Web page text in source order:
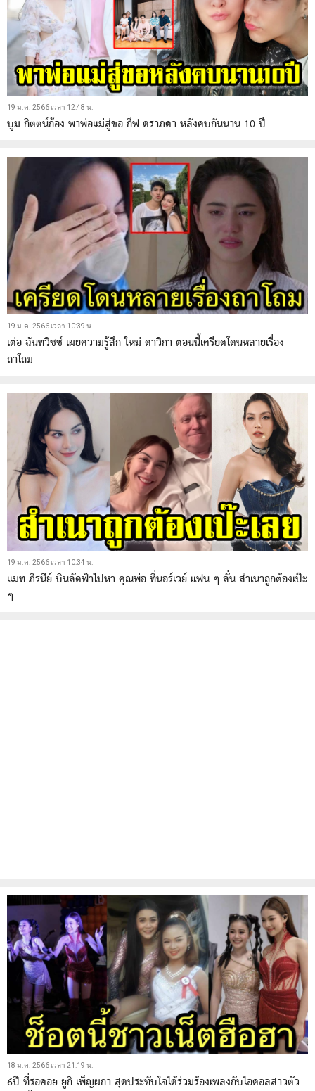
19 ม.ค. 2566 เวลา 12:48 น.
บูม กิตตน์ก้อง พาพ่อแม่สู่ขอ กีฟ ดราภดา หลังคบกันนาน 10 ปี
19 ม.ค. 2566 เวลา 10:39 น.
เต๋อ ฉันทวิชช์ เผยความรู้สึก ใหม่ ดาวิกา ตอนนี้เครียดโดนหลายเรื่อง
ถาโถม
19 ม.ค. 2566 เวลา 10:34 น.
แมท ภีรนีย์ บินลัดฟ้าไปหา คุณพ่อ ที่นอร์เวย์ แฟน ๆ ลั่น สำเนาถูกต้องเป๊ะ
ๆ
18 ม.ค. 2566 เวลา 21:19 น.
6ปี ที่รอคอย ยูกิ เพ็ญผกา สุดประทับใจได้ร่วมร้องเพลงกับไอดอลสาวตัว